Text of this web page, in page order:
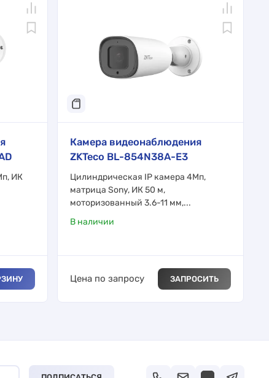
ИК
Камера видеонаблюдения
ZKTeco BL-854N38A-E3
Цилиндрическая IP камера 4Мп,
матрица Sony, ИК 50 м,
моторизованный 3.6-11 мм,...
В наличии
Цена по запросу ЗАПРОСИТЬ